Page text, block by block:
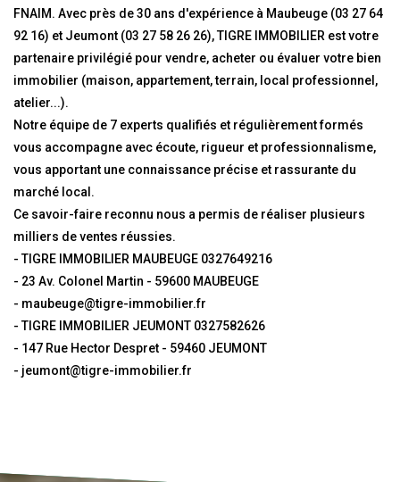
FNAIM. Avec près de 30 ans d'expérience à Maubeuge (03 27 64
92 16) et Jeumont (03 27 58 26 26), TIGRE IMMOBILIER est votre
partenaire privilégié pour vendre, acheter ou évaluer votre bien
immobilier (maison, appartement, terrain, local professionnel,
atelier...).
Notre équipe de 7 experts qualifiés et régulièrement formés
vous accompagne avec écoute, rigueur et professionnalisme,
vous apportant une connaissance précise et rassurante du
marché local.
Ce savoir-faire reconnu nous a permis de réaliser plusieurs
milliers de ventes réussies.
- TIGRE IMMOBILIER MAUBEUGE 0327649216
- 23 Av. Colonel Martin - 59600 MAUBEUGE
- maubeuge@tigre-immobilier.fr
- TIGRE IMMOBILIER JEUMONT 0327582626
- 147 Rue Hector Despret - 59460 JEUMONT
- jeumont@tigre-immobilier.fr